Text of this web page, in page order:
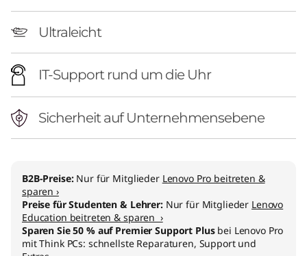
1
4
n
Ultraleicht
IT-Support rund um die Uhr
Sicherheit auf Unternehmensebene
B2B-Preise: Nur für Mitglieder Lenovo Pro beitreten &
sparen ›
Preise für Studenten & Lehrer: Nur für Mitglieder Lenovo
Education beitreten & sparen ›
Sparen Sie 50 % auf Premier Support Plusbei Lenovo Pro
mit Think PCs: schnellste Reparaturen, Support und